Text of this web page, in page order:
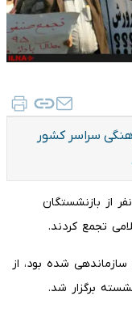
سراسر کشور
از بازنشستگان
تجمع کردند.
شده بود، از
برگزار شد.